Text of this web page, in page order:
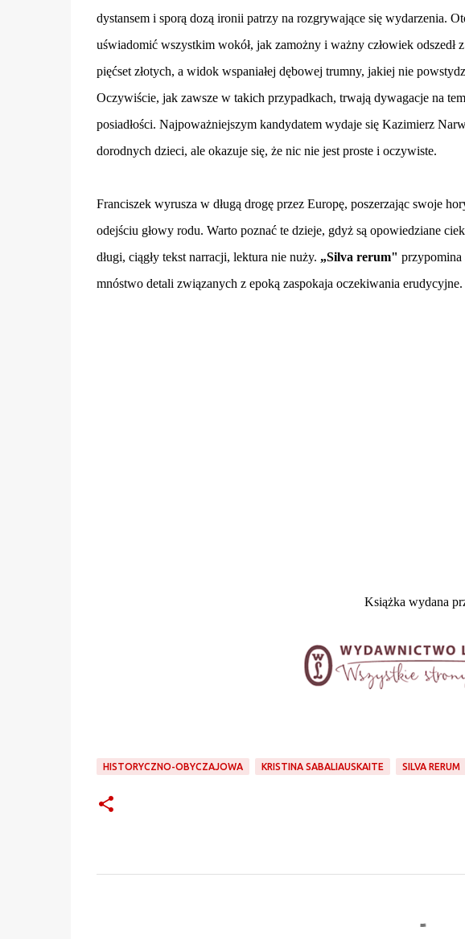
dystansem i sporą dozą ironii patrzy na rozgrywające się wydarzenia.
uświadomić wszystkim wokół, jak zamożny i ważny człowiek odszedł
pięćset złotych, a widok wspaniałej dębowej trumny, jakiej nie
Oczywiście, jak zawsze w takich przypadkach, trwają dywagacje na
posiadłości. Najpoważniejszym kandydatem wydaje się Kazimierz
dorodnych dzieci, ale okazuje się, że nic nie jest proste i oczywiste.
Franciszek wyrusza w długą drogę przez Europę, poszerzając swoje
odejściu głowy rodu. Warto poznać te dzieje, gdyż są opowiedziane
długi, ciągły tekst narracji, lektura nie nuży. „Silva rerum" przypomina
mnóstwo detali związanych z epoką zaspokaja oczekiwania erudycyjne.
Książka wydana
HISTORYCZNO-OBYCZAJOWA KRISTINA SABALIAUSKAITE SILVA RERUM